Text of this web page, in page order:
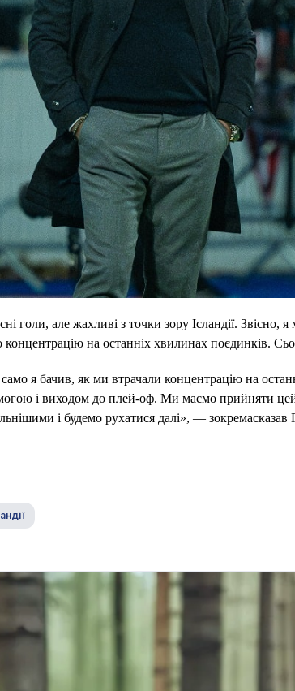
голи, але жахливі з точки зору Ісландії. Звісно,
на останніх хвилинах поєдинків.
я бачив, як ми втрачали концентрацію на
і виходом до плей-оф. Ми маємо прийняти цей
і будемо рухатися далі», — зокремасказав